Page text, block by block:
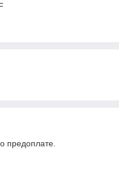
предоплате.